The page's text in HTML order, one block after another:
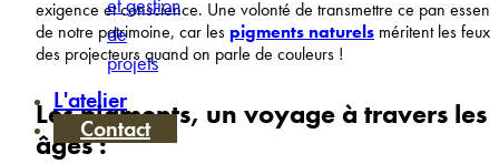
de
projets
L'atelier
Contact
exigence et conscience. Une volonté de transmettre ce pan
de notre patrimoine, car lespigments naturels méritent les feux
des projecteurs quand on parle de couleurs !
Les pigments, un voyage à travers les
âges :